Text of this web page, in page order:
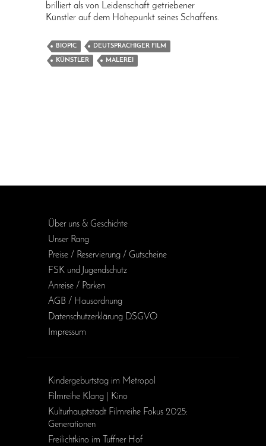
brilliert als von Leidenschaft getriebener
Künstler auf dem Höhepunkt seines Schaffens.
BIOPIC DEUTSPRACHIGER FILM
KÜNSTLER MALEREI
Über uns & Geschichte
Unser Rang
Preise / Reservierung / Gutscheine
FSK und Jugendschutz
Anreise / Parken
AGB / Haus­ordnung
Daten­schutz­erklärung DSGVO
Impressum
Kinder­geburts­tag im Metropol
Filmreihe Klang | Kino
Kulturhauptstadt Filmreihe Fokus 2025:
Generationen
Freilichtkino im Tuffner Hof